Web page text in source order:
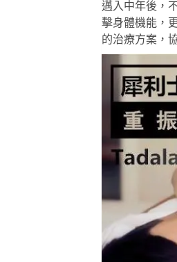
邁入中年後，
擊身體機能，
的治療方案，